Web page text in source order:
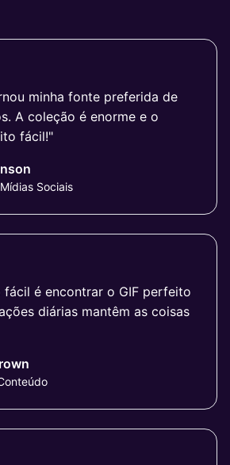
minha fonte preferida de
A coleção é enorme e o
fácil!"
Sociais
fácil é encontrar o GIF perfeito
diárias mantêm as coisas